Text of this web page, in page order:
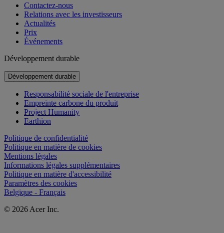
Contactez-nous
Relations avec les investisseurs
Actualités
Prix
Événements
Développement durable
Développement durable
Responsabilité sociale de l'entreprise
Empreinte carbone du produit
Project Humanity
Earthion
Politique de confidentialité
Politique en matière de cookies
Mentions légales
Informations légales supplémentaires
Politique en matière d'accessibilité
Paramètres des cookies
Belgique - Français
© 2026 Acer Inc.